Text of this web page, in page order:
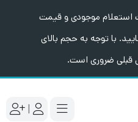
استعلام موجودی و قیمت
با توجه به حجم بالای
قبلی ضروری است.
|